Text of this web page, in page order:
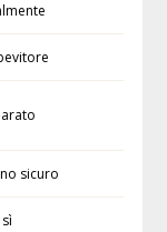
sicuro
sì